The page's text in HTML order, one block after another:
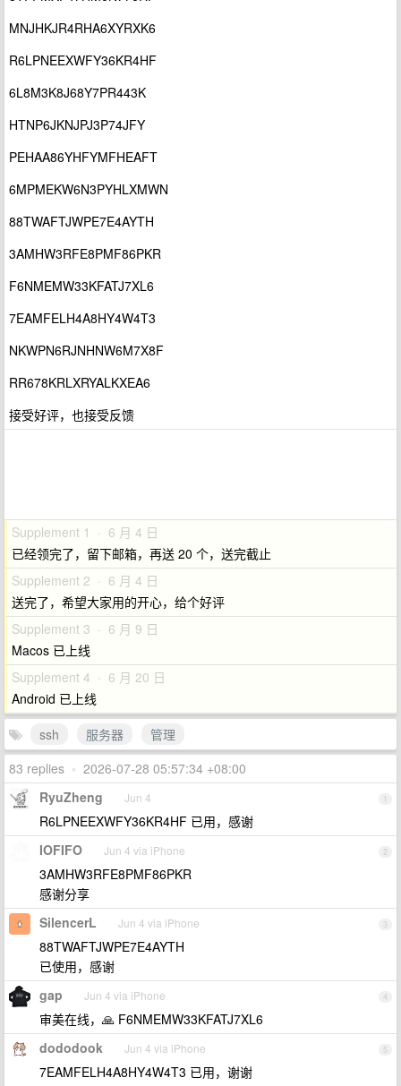
MNJHKJR4RHA6XYRXK6
R6LPNEEXWFY36KR4HF
6L8M3K8J68Y7PR443K
HTNP6JKNJPJ3P74JFY
PEHAA86YHFYMFHEAFT
6MPMEKW6N3PYHLXMWN
88TWAFTJWPE7E4AYTH
3AMHW3RFE8PMF86PKR
F6NMEMW33KFATJ7XL6
7EAMFELH4A8HY4W4T3
NKWPN6RJNHNW6M7X8F
RR678KRLXRYALKXEA6
接受好评，也接受反馈
Supplement 1 · 6 月 4 日
已经领完了，留下邮箱，再送 20 个，送完截止
Supplement 2 · 6 月 4 日
送完了，希望大家用的开心，给个好评
Supplement 3 · 6 月 9 日
Macos 已上线
Supplement 4 · 6 月 20 日
Android 已上线
ssh
服务器
管理
83 replies • 2026-07-28 05:57:34 +08:00
1
RyuZheng Jun 4
R6LPNEEXWFY36KR4HF 已用，感谢
2
IOFIFO Jun 4 via iPhone
3AMHW3RFE8PMF86PKR
感谢分享
3
SilencerL Jun 4 via iPhone
88TWAFTJWPE7E4AYTH
已使用，感谢
4
gap Jun 4 via iPhone
审美在线，🙏 F6NMEMW33KFATJ7XL6
5
dododook Jun 4 via iPhone
7EAMFELH4A8HY4W4T3 已用，谢谢